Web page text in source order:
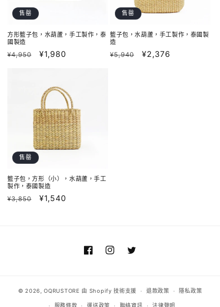
售罄
方形籃子包，水葫蘆，手工製作，泰
國製造
定
¥4,950
售
¥1,980
售罄
籃子包，水葫蘆，手工製作，泰國製
造
定
¥5,940
售
¥2,376
售罄
籃子包，方形（小），水葫蘆，手工
製作，泰國製造
定
¥3,850
售
¥1,540
FacebookInstagramTwitter
© 2026,OQRUSTORE 由 Shopify 技術支援 退款政策 隱私政策